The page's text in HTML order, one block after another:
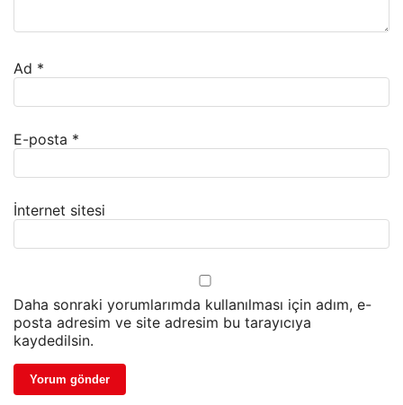
Ad *
E-posta *
İnternet sitesi
Daha sonraki yorumlarımda kullanılması için adım, e-
posta adresim ve site adresim bu tarayıcıya
kaydedilsin.